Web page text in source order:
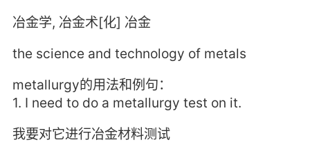
冶金学, 冶金术[化] 冶金
the science and technology of metals
metallurgy的用法和例句：
1. I need to do a metallurgy test on it.
我要对它进行冶金材料测试